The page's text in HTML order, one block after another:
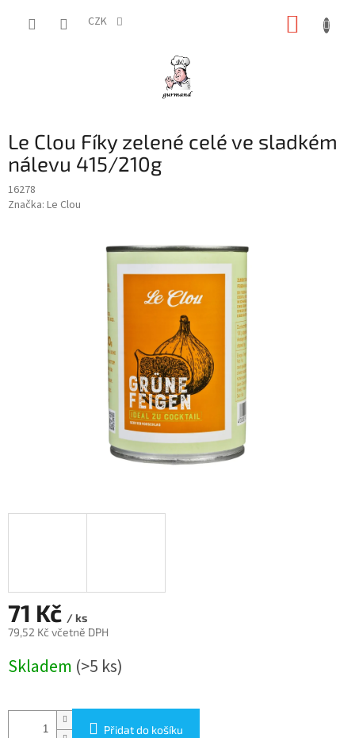
CZK
Le Clou Fíky zelené celé ve sladkém
nálevu 415/210g
16278
Značka: Le Clou
71 Kč / ks
79,52 Kč včetně DPH
cena:
Skladem (>5 ks)
Přidat do košíku